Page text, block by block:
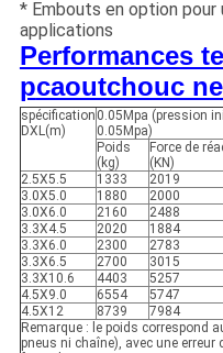
* Embouts en option pour
applications
Performances
pcaoutchouc
spécification
DXL(m)
0.05Mpa (pression
0.05Mpa)
Poids
(kg)
Force de
(KN)
2.5X5.5
1333 2019
3.0X5.0
1880 2000
3.0X6.0
2160 2488
3.3X4.5
2020 1884
3.3X6.0
2300 2783
3.3X6.5
2700 3015
3.3X10.6
4403 5257
4.5X9.0
6554 5747
4.5X12
8739 7984
Remarque : le poids correspond
pneus ni chaîne), avec une erreur